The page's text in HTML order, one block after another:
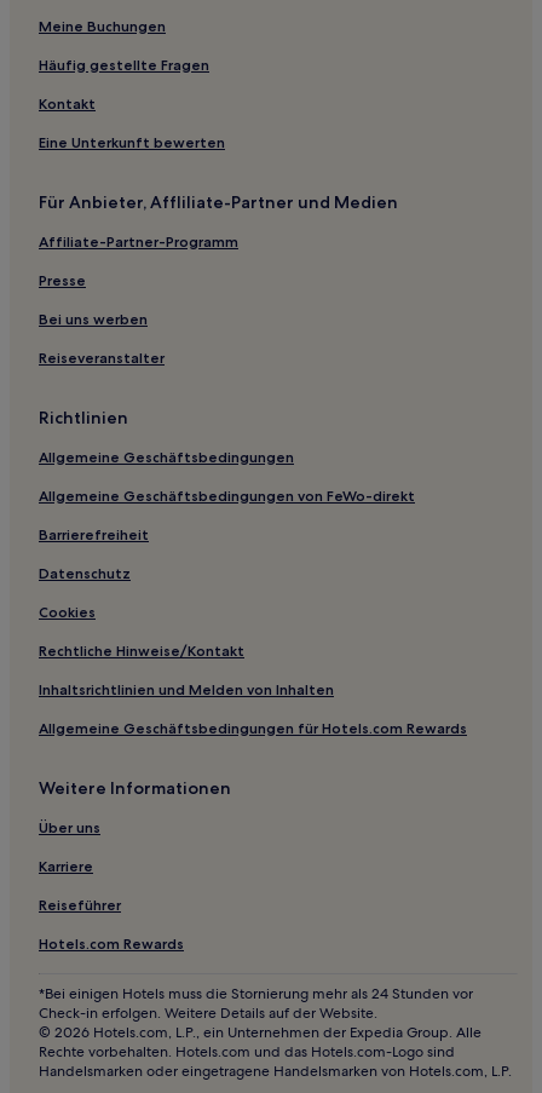
Hotels nahe Fort Goryōkaku
Hotels nahe Bahnhof Oshima-Mumajiri
Kikonai Hotels
Otobe Hotels
Hotels mit inbegriffenem Frühstück in Hakodate
Luxus in Hakodate
Günstige in Hakodate
Lgbtqia-Freundliche nahe Zenikame-Hachiman-Shrein
Günstige in Toyako
Lgbtqia-Freundliche nahe Kakkumi-Park
Hotels mit Parkplatz in Noboribetsu
3-Sterne-Hotels in Tōya
4-Sterne-Hotels in Hakodate
Meine Buchungen
Häufig gestellte Fragen
Kontakt
Eine Unterkunft bewerten
Für Anbieter, Affliliate-Partner und Medien
Affiliate-Partner-Programm
Presse
Bei uns werben
Reiseveranstalter
Richtlinien
Allgemeine Geschäftsbedingungen
Allgemeine Geschäftsbedingungen von FeWo-direkt
Barrierefreiheit
Datenschutz
Cookies
Rechtliche Hinweise/Kontakt
Inhaltsrichtlinien und Melden von Inhalten
Allgemeine Geschäftsbedingungen für Hotels.com Rewards
Weitere Informationen
Über uns
Karriere
Reiseführer
Hotels.com Rewards
*Bei einigen Hotels muss die Stornierung mehr als 24 Stunden vor
Check-in erfolgen. Weitere Details auf der Website.
© 2026 Hotels.com, L.P., ein Unternehmen der Expedia Group. Alle
Rechte vorbehalten. Hotels.com und das Hotels.com-Logo sind
Handelsmarken oder eingetragene Handelsmarken von Hotels.com, L.P.